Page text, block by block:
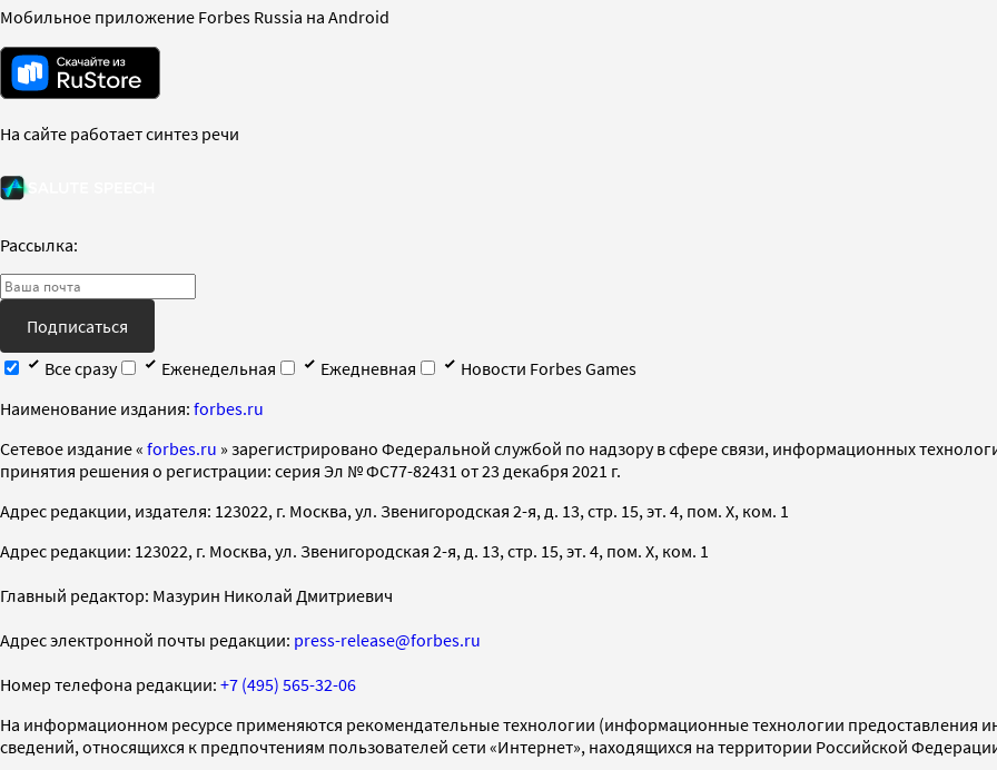
Мобильное приложение Forbes Russia на Android
На сайте работает синтез речи
Рассылка:
Подписаться
Все сразу
Еженедельная Ежедневная
Новости Forbes Games
Наименование издания: forbes.ru
Cетевое издание « forbes.ru » зарегистрировано Федеральной службой по надзору в сфере связи, информационных
принятия решения о регистрации: серия Эл № ФС77-82431 от 23 декабря 2021 г.
Адрес редакции, издателя: 123022, г. Москва, ул. Звенигородская 2-я, д. 13, стр. 15, эт. 4, пом. X, ком. 1
Адрес редакции: 123022, г. Москва, ул. Звенигородская 2-я, д. 13, стр. 15, эт. 4, пом. X, ком. 1
Главный редактор: Мазурин Николай Дмитриевич
Адрес электронной почты редакции: press-release@forbes.ru
Номер телефона редакции: +7 (495) 565-32-06
На информационном ресурсе применяются рекомендательные технологии (информационные технологии предоставления
сведений, относящихся к предпочтениям пользователей сети «Интернет», находящихся на территории Российской